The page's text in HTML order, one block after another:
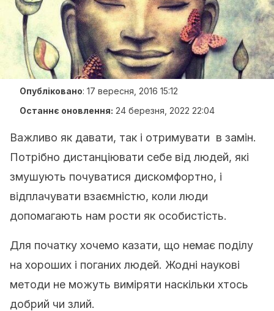
Опубліковано: 17 вересня, 2016 15:12
Останнє оновлення: 24 березня, 2022 22:04
Важливо як давати, так і отримувати в замін.
Потрібно дистанціювати себе від людей, які
змушують почуватися дискомфортно, і
відплачувати взаємністю, коли люди
допомагають нам рости як особистість.
Для початку хочемо казати, що немає поділу
на хороших і поганих людей. Жодні наукові
методи не можуть виміряти наскільки хтось
добрий чи злий.